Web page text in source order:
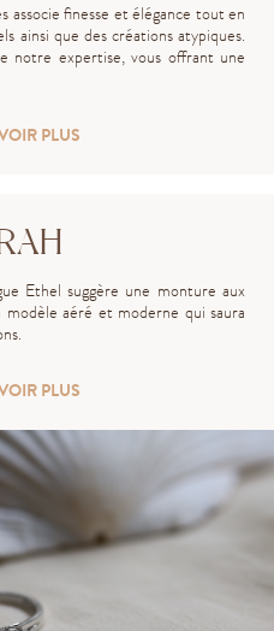
finesse et élégance tout en
ainsi que des créations atypiques.
notre expertise, vous offrant une
PLUS
Ethel suggère une monture aux
aéré et moderne qui saura
PLUS